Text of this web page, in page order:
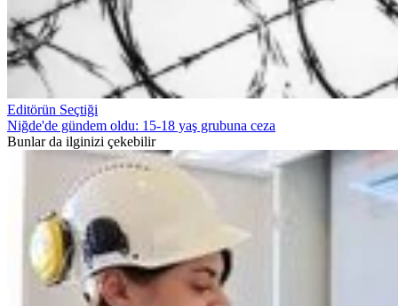
Editörün Seçtiği
Niğde'de gündem oldu: 15-18 yaş grubuna ceza
Bunlar da ilginizi çekebilir